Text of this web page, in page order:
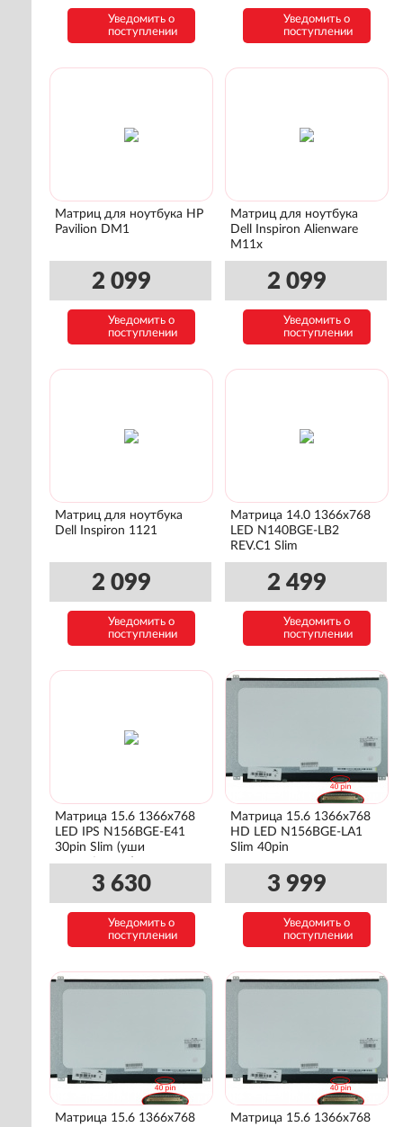
Уведомить о
поступлении
Уведомить о
поступлении
Матриц для ноутбука HP
Pavilion DM1
2 099
Уведомить о
поступлении
Матриц для ноутбука
Dell Inspiron Alienware
M11x
2 099
Уведомить о
поступлении
Матриц для ноутбука
Dell Inspiron 1121
2 099
Уведомить о
поступлении
Матрица 14.0 1366x768
LED N140BGE-LB2
REV.C1 Slim
2 499
Уведомить о
поступлении
Матрица 15.6 1366x768
LED IPS N156BGE-E41
30pin Slim (уши
сверху\снизу)
3 630
Уведомить о
поступлении
Матрица 15.6 1366x768
HD LED N156BGE-LA1
Slim 40pin
3 999
Уведомить о
поступлении
Матрица 15.6 1366x768
Матрица 15.6 1366x768